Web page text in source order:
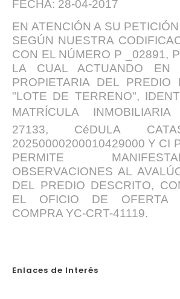
FECHA: 28-04-2017
EN ATENCIÓN A SU
SEGÚN NUESTRA
CON EL NÚMERO P _02891,
LA CUAL ACTUANDO EN
PROPIETARIA DEL PREDIO
"LOTE DE TERRENO",
MATRÍCULA
27133, CéDULA
20250000200010429000 Y CI
PERMITE
OBSERVACIONES AL
DEL PREDIO DESCRITO,
EL OFICIO DE OFERTA
COMPRA YC-CRT-41119.
Enlaces de Interés